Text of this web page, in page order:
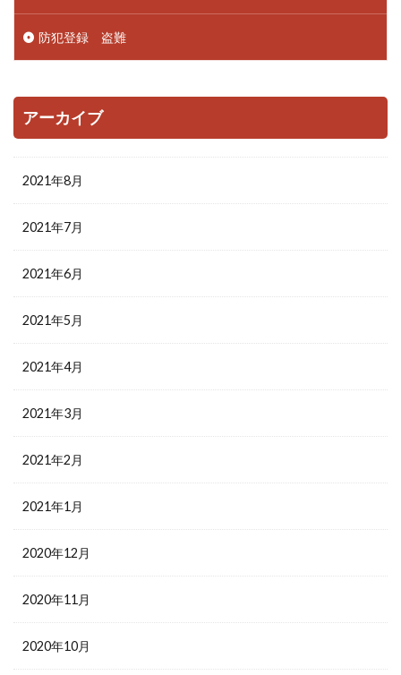
防犯登録 盗難
アーカイブ
2021年8月
2021年7月
2021年6月
2021年5月
2021年4月
2021年3月
2021年2月
2021年1月
2020年12月
2020年11月
2020年10月